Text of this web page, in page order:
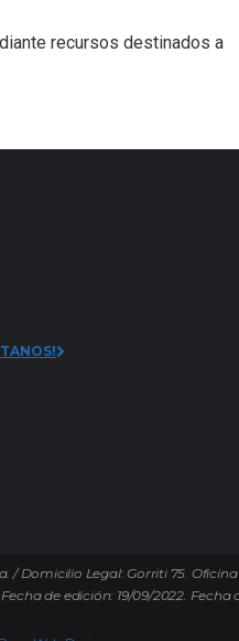
recursos destinados a
Domicilio Legal: Gorriti 75.
de edición: 19/09/2022. Fecha